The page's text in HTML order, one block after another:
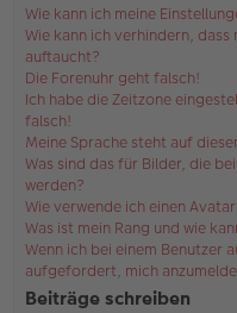
Wie kann ich meine
Wie kann ich verhindern,
auftaucht?
Die Forenuhr geht falsch!
Ich habe die Zeitzone
falsch!
Meine Sprache steht auf
Was sind das für Bilder, die
werden?
Wie verwende ich einen
Was ist mein Rang und wie
Wenn ich bei einem Benutzer
aufgefordert, mich
Beiträge schreiben